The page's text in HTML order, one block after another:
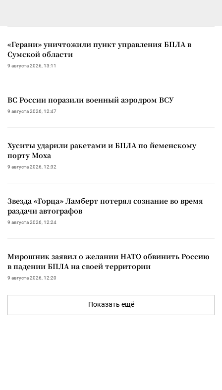
«Герани» уничтожили пункт управления БПЛА в
Сумской области
9 августа 2026, 13:11
ВС России поразили военный аэродром ВСУ
9 августа 2026, 12:47
Хуситы ударили ракетами и БПЛА по йеменскому
порту Моха
9 августа 2026, 12:32
Звезда «Горца» Ламберт потерял сознание во время
раздачи автографов
9 августа 2026, 12:24
Мирошник заявил о желании НАТО обвинить Россию
в падении БПЛА на своей территории
9 августа 2026, 12:20
Показать ещё